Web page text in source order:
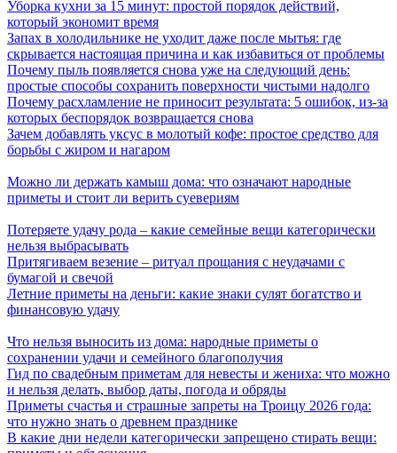
Уборка кухни за 15 минут: простой порядок действий,
который экономит время
Запах в холодильнике не уходит даже после мытья: где
скрывается настоящая причина и как избавиться от проблемы
Почему пыль появляется снова уже на следующий день:
простые способы сохранить поверхности чистыми надолго
Почему расхламление не приносит результата: 5 ошибок, из-за
которых беспорядок возвращается снова
Зачем добавлять уксус в молотый кофе: простое средство для
борьбы с жиром и нагаром
Можно ли держать камыш дома: что означают народные
приметы и стоит ли верить суевериям
Потеряете удачу рода – какие семейные вещи категорически
нельзя выбрасывать
Притягиваем везение – ритуал прощания с неудачами с
бумагой и свечой
Летние приметы на деньги: какие знаки сулят богатство и
финансовую удачу
Что нельзя выносить из дома: народные приметы о
сохранении удачи и семейного благополучия
Гид по свадебным приметам для невесты и жениха: что можно
и нельзя делать, выбор даты, погода и обряды
Приметы счастья и страшные запреты на Троицу 2026 года:
что нужно знать о древнем празднике
В какие дни недели категорически запрещено стирать вещи: